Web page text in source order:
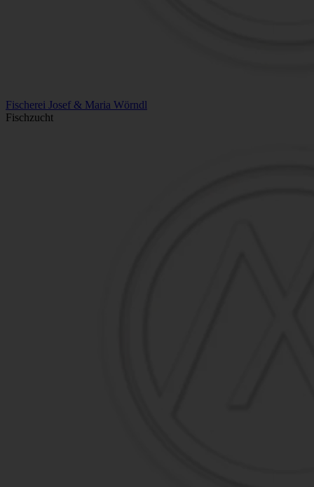
Fischerei Josef & Maria Wörndl
Fischzucht